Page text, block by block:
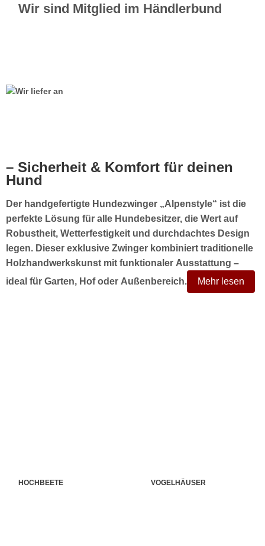
Wir sind Mitglied im Händlerbund
– Sicherheit & Komfort für deinen
Hund
Der handgefertigte Hundezwinger „Alpenstyle“ ist die
perfekte Lösung für alle Hundebesitzer, die Wert auf
Robustheit, Wetterfestigkeit und durchdachtes Design
legen. Dieser exklusive Zwinger kombiniert traditionelle
Holzhandwerkskunst mit funktionaler Ausstattung –
ideal für Garten, Hof oder Außenbereich.
Mehr lesen
HOCHBEETE VOGELHÄUSER